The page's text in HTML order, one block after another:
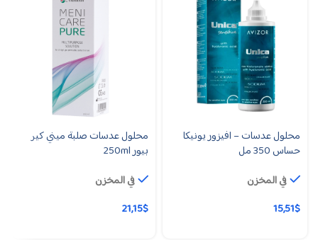
محلول عدسات – افيزور يونيكا
حساس 350 مل
في المخزن
15,51$
محلول عدسات صلبة ميني كير
بيور 250ml
في المخزن
21,15$